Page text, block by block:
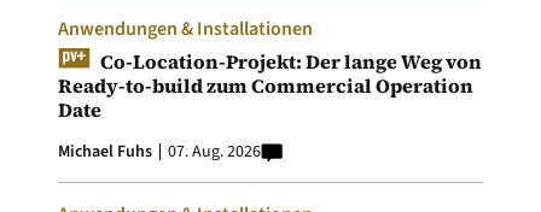
Anwendungen & Installationen
Co-Location-Projekt: Der lange Weg von
Ready-to-build zum Commercial Operation
Date
Michael Fuhs 07. Aug. 2026